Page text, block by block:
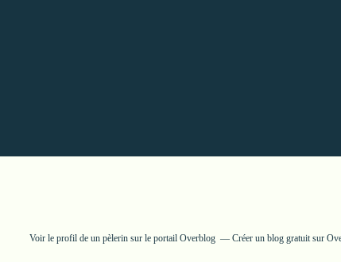
Voir le profil de un pèlerin sur le portail Overblog Créer un blog gratuit sur